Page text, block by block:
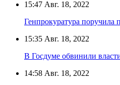
15:47 Авг. 18, 2022
Генпрокуратура поручила
15:35 Авг. 18, 2022
В Госдуме обвинили
14:58 Авг. 18, 2022